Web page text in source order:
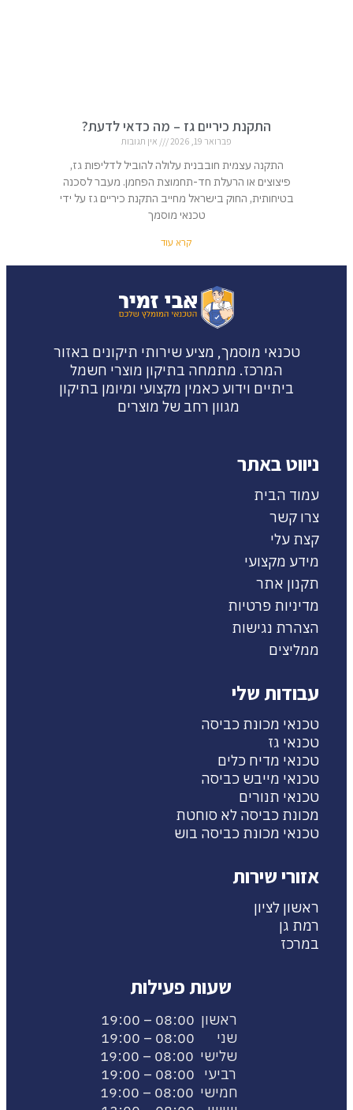
התקנת כיריים גז – מה כדאי לדעת?
פברואר 19, 2026 אין תגובות
התקנה עצמית חובבנית עלולה להוביל לדליפות גז,
פיצוצים או הרעלת חד-תחמוצת הפחמן. מעבר לסכנה
בטיחותית, החוק בישראל מחייב התקנת כיריים גז על ידי
טכנאי מוסמך
קרא עוד
טכנאי מוסמך, מציע שירותי תיקונים באזור
המרכז. מתמחה בתיקון מוצרי חשמל
ביתיים וידוע כאמין מקצועי ומיומן בתיקון
מגוון רחב של מוצרים
ניווט באתר
עמוד הבית
צרו קשר
קצת עלי
מידע מקצועי
תקנון אתר
מדיניות פרטיות
הצהרת נגישות
ממליצים
עבודות שלי
טכנאי מכונת כביסה
טכנאי גז
טכנאי מדיח כלים
טכנאי מייבש כביסה
טכנאי תנורים
מכונת כביסה לא סוחטת
טכנאי מכונת כביסה בוש
אזורי שירות
ראשון לציון
רמת גן
במרכז
שעות פעילות
ראשון 08:00 – 19:00
שני 08:00 – 19:00
שלישי 08:00 – 19:00
רביעי 08:00 – 19:00
חמישי 08:00 – 19:00